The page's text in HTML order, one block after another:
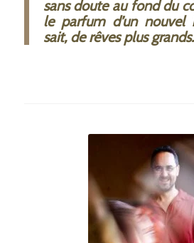
sans doute au fond du
le parfum d’un nouvel
sait, de rêves plus